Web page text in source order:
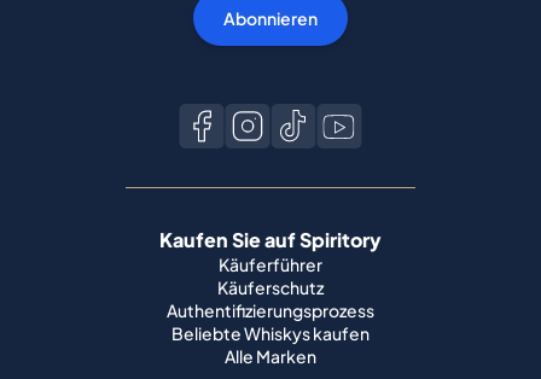
Abonnieren
Kaufen Sie auf Spiritory
Käuferführer
Käuferschutz
Authentifizierungsprozess
Beliebte Whiskys kaufen
Alle Marken